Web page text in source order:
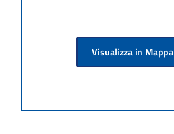
Visualizza in Mappa